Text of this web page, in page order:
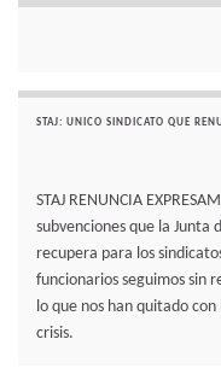
STAJ: UNICO SINDICATO QUE
STAJ RENUNCIA
subvenciones que la Junta
recupera para los
funcionarios seguimos sin
lo que nos han quitado con
crisis.